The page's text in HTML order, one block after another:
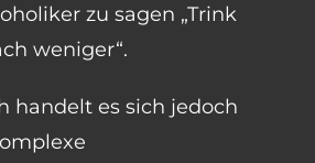
zu sagen „Trink
weniger“.
handelt es sich jedoch